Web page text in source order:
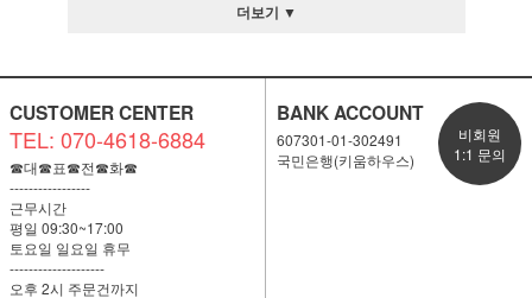
더보기 ▼
CUSTOMER CENTER
TEL: 070-4618-6884
☎대☎표☎전☎화☎
-----------------
근무시간
평일 09:30~17:00
토요일 일요일 휴무
--------------------
오후 2시 주문건까지
BANK ACCOUNT
607301-01-302491
국민은행(키움하우스)
비회원
1:1 문의